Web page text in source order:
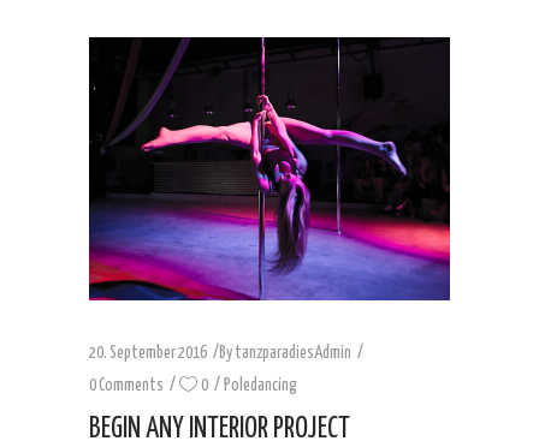
20. September 2016 By tanzparadiesAdmin
0 Comments
0 Poledancing
BEGIN ANY INTERIOR PROJECT